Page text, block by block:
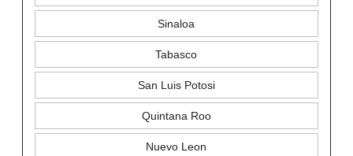
Sinaloa
Tabasco
San Luis Potosi
Quintana Roo
Nuevo Leon